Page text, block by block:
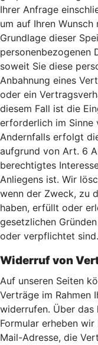
Ihrer Anfrage
um auf Ihren
Grundlage dieser
personenbezogenen
soweit Sie diese
Anbahnung eines
oder ein
diesem Fall ist die
erforderlich im Sinne
Andernfalls erfolgt
aufgrund von Art. 6
berechtigtes
Anliegens ist. Wir
wenn der Zweck, zu
haben, erfüllt oder
gesetzlichen
oder verpflichtet sind.
Widerruf von
Auf unseren Seiten
Verträge im Rahmen
widerrufen. Über
Formular erheben
Mail-Adresse, die